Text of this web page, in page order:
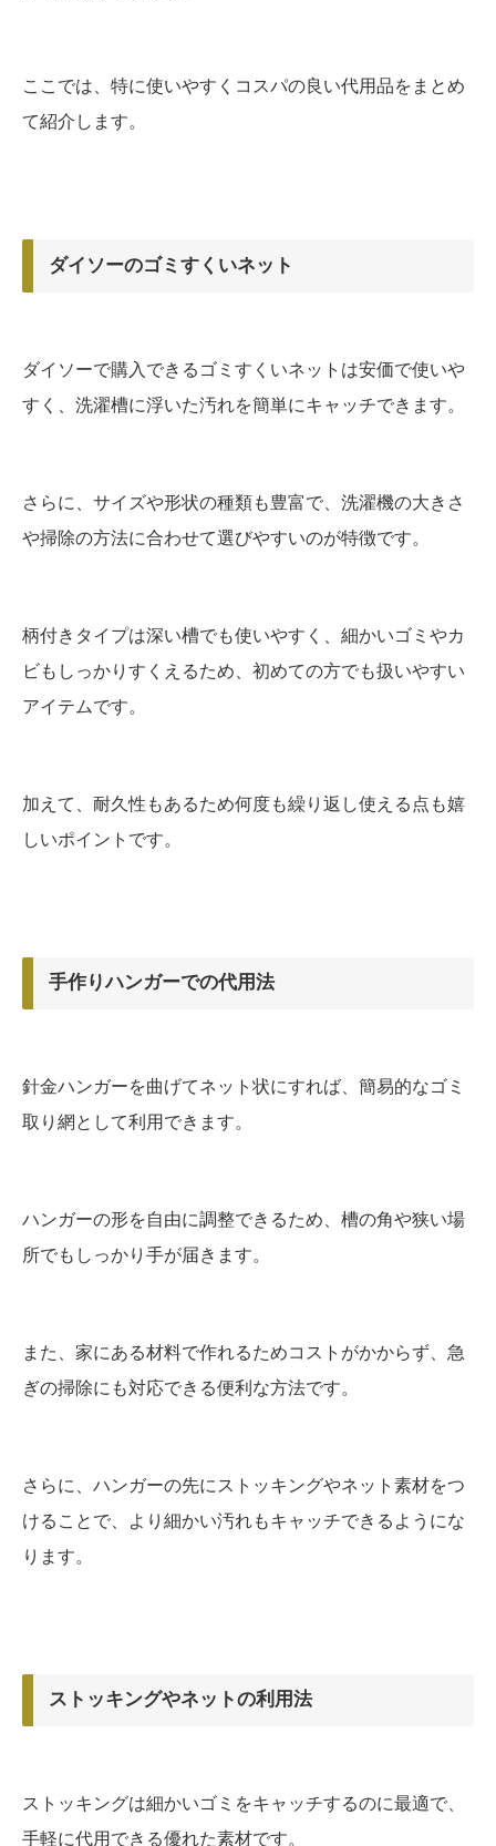
ここでは、特に使いやすくコスパの良い代用品をまとめ
て紹介します。
ダイソーのゴミすくいネット
ダイソーで購入できるゴミすくいネットは安価で使いや
すく、洗濯槽に浮いた汚れを簡単にキャッチできます。
さらに、サイズや形状の種類も豊富で、洗濯機の大きさ
や掃除の方法に合わせて選びやすいのが特徴です。
柄付きタイプは深い槽でも使いやすく、細かいゴミやカ
ビもしっかりすくえるため、初めての方でも扱いやすい
アイテムです。
加えて、耐久性もあるため何度も繰り返し使える点も嬉
しいポイントです。
手作りハンガーでの代用法
針金ハンガーを曲げてネット状にすれば、簡易的なゴミ
取り網として利用できます。
ハンガーの形を自由に調整できるため、槽の角や狭い場
所でもしっかり手が届きます。
また、家にある材料で作れるためコストがかからず、急
ぎの掃除にも対応できる便利な方法です。
さらに、ハンガーの先にストッキングやネット素材をつ
けることで、より細かい汚れもキャッチできるようにな
ります。
ストッキングやネットの利用法
ストッキングは細かいゴミをキャッチするのに最適で、
手軽に代用できる優れた素材です。